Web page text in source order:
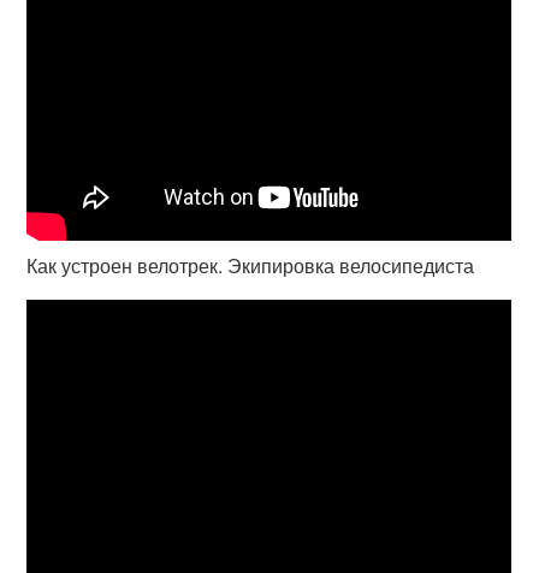
Как устроен велотрек. Экипировка велосипедиста